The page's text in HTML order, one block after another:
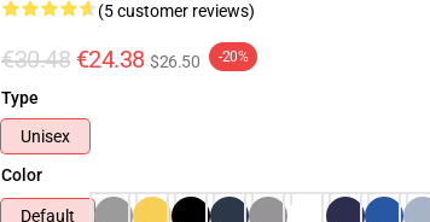
(5 customer reviews)
€30.48 €24.38 $26.50 -20%
Type
Unisex
Color
Default